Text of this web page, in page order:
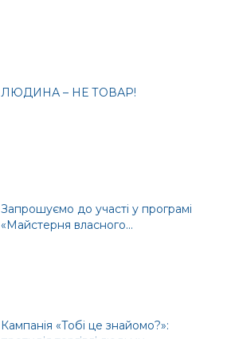
ЛЮДИНА – НЕ ТОВАР!
Запрошуємо до участі у програмі
«Майстерня власного...
Кампанія «Тобі це знайомо?»: